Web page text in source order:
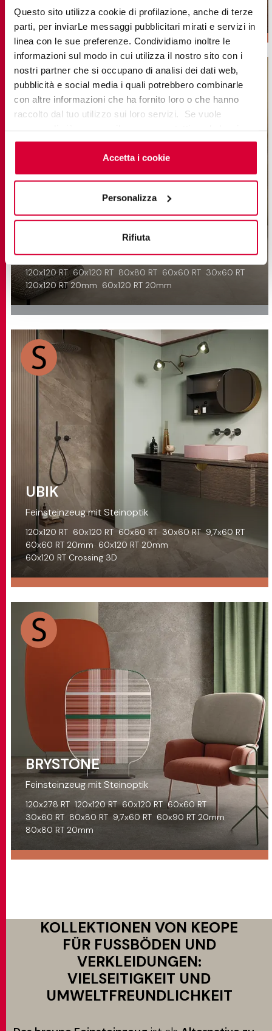
Questo sito utilizza cookie di profilazione, anche di terze
parti, per inviarLe messaggi pubblicitari mirati e servizi in
linea con le sue preferenze. Condividiamo inoltre le
informazioni sul modo in cui utilizza il nostro sito con i
nostri partner che si occupano di analisi dei dati web,
pubblicità e social media i quali potrebbero combinarle
con altre informazioni che ha fornito loro o che hanno
raccolto dal tuo utilizzo sui loro servizi. Se vuole
cookieclicchi qui. Il consenso può essere espresso
cliccando sul tasto “Accetta i cookie”. Se non vuole i
cookie di profilazione può negare il consenso sul tasto
Accetta i cookie
Personalizza
Rifiuta
22,5x45,3
Feinsteinzeug mit Harzoptik
120x120 RT 60x120 RT 80x80 RT 60x60 RT 30x60 RT
120x120 RT 20mm 60x120 RT 20mm
UBIK
Feinsteinzeug mit Steinoptik
120x120 RT 60x120 RT 60x60 RT 30x60 RT 9,7x60 RT
60x60 RT 20mm 60x120 RT 20mm
60x120 RT Crossing 3D
BRYSTONE
Feinsteinzeug mit Steinoptik
120x278 RT 120x120 RT 60x120 RT 60x60 RT
30x60 RT 80x80 RT 9,7x60 RT 60x90 RT 20mm
80x80 RT 20mm
KOLLEKTIONEN VON KEOPE
FÜR FUSSBÖDEN UND V
ERKLEIDUNGEN: V
IELSEITIGKEIT UND U
MWELTFREUNDLICHKEIT